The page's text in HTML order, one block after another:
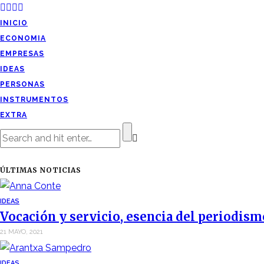
INICIO
ECONOMIA
EMPRESAS
IDEAS
PERSONAS
INSTRUMENTOS
EXTRA
ÚLTIMAS NOTICIAS
IDEAS
Vocación y servicio, esencia del
21 MAYO, 2021